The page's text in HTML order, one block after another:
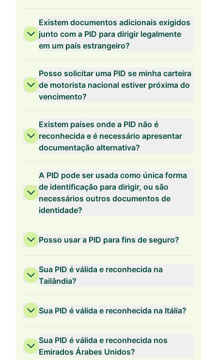
Existem documentos adicionais exigidos
junto com a PID para dirigir legalmente
em um país estrangeiro?
Posso solicitar uma PID se minha carteira
de motorista nacional estiver próxima do
vencimento?
Existem países onde a PID não é
reconhecida e é necessário apresentar
documentação alternativa?
A PID pode ser usada como única forma
de identificação para dirigir, ou são
necessários outros documentos de
identidade?
Posso usar a PID para fins de seguro?
Sua PID é válida e reconhecida na
Tailândia?
Sua PID é válida e reconhecida na Itália?
Sua PID é válida e reconhecida nos
Emirados Árabes Unidos?